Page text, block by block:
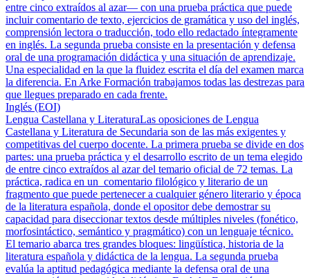
entre cinco extraídos al azar— con una prueba práctica que puede
incluir comentario de texto, ejercicios de gramática y uso del inglés,
comprensión lectora o traducción, todo ello redactado íntegramente
en inglés. La segunda prueba consiste en la presentación y defensa
oral de una programación didáctica y una situación de aprendizaje.
Una especialidad en la que la fluidez escrita el día del examen marca
la diferencia. En Arke Formación trabajamos todas las destrezas para
que llegues preparado en cada frente.
Inglés (EOI)
Lengua Castellana y LiteraturaLas oposiciones de Lengua
Castellana y Literatura de Secundaria son de las más exigentes y
competitivas del cuerpo docente. La primera prueba se divide en dos
partes: una prueba práctica y el desarrollo escrito de un tema elegido
de entre cinco extraídos al azar del temario oficial de 72 temas. La
práctica, radica en un comentario filológico y literario de un
fragmento que puede pertenecer a cualquier género literario y época
de la literatura española, donde el opositor debe demostrar su
capacidad para diseccionar textos desde múltiples niveles (fonético,
morfosintáctico, semántico y pragmático) con un lenguaje técnico.
El temario abarca tres grandes bloques: lingüística, historia de la
literatura española y didáctica de la lengua. La segunda prueba
evalúa la aptitud pedagógica mediante la defensa oral de una